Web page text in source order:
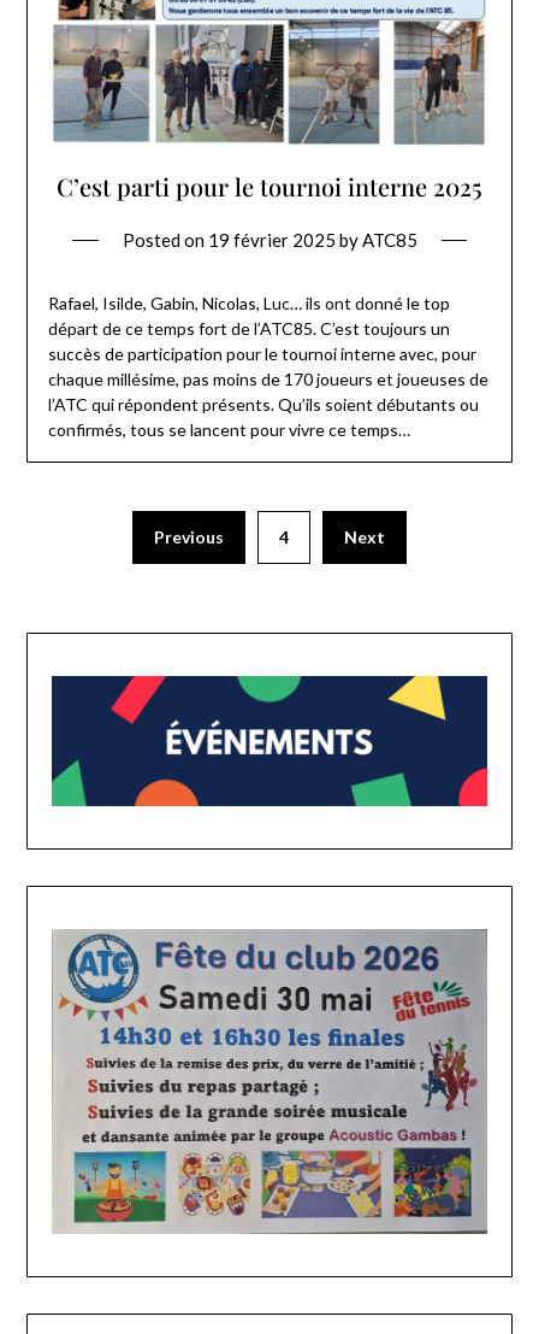
C’est parti pour le tournoi interne 2025
Posted on 19 février 2025 byATC85
Rafael, Isilde, Gabin, Nicolas, Luc… ils ont donné le top
départ de ce temps fort de l’ATC85. C’est toujours un
succès de participation pour le tournoi interne avec, pour
chaque millésime, pas moins de 170 joueurs et joueuses de
l’ATC qui répondent présents. Qu’ils soient débutants ou
confirmés, tous se lancent pour vivre ce temps…
Previous 4 Next